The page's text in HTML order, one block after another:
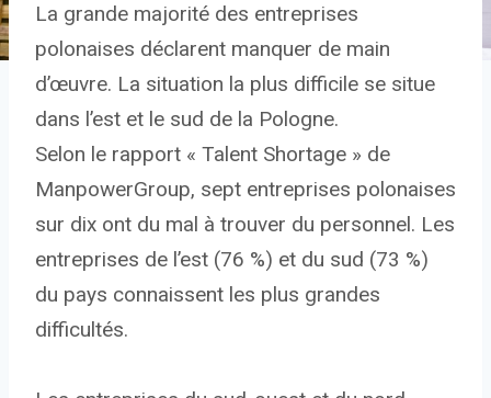
La grande majorité des entreprises
polonaises déclarent manquer de main
d’œuvre. La situation la plus difficile se situe
dans l’est et le sud de la Pologne.
Selon le rapport « Talent Shortage » de
ManpowerGroup, sept entreprises polonaises
sur dix ont du mal à trouver du personnel. Les
entreprises de l’est (76 %) et du sud (73 %)
du pays connaissent les plus grandes
difficultés.